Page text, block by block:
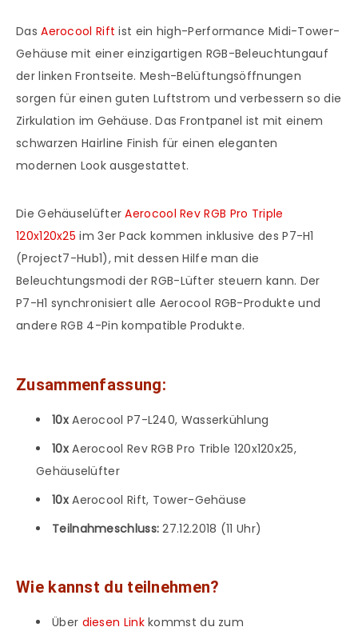
DasAerocool Rift ist ein high-Performance Midi-Tower-
Gehäuse mit einer einzigartigen RGB-Beleuchtungauf
der linken Frontseite. Mesh-Belüftungsöffnungen
sorgen für einen guten Luftstrom und verbessern so die
Zirkulation im Gehäuse. Das Frontpanel ist mit einem
schwarzen Hairline Finish für einen eleganten
modernen Look ausgestattet.
Die GehäuselüfterAerocool Rev RGB Pro Triple
120x120x25 im 3er Pack kommen inklusive des P7-H1
(Project7-Hub1), mit dessen Hilfe man die
Beleuchtungsmodi der RGB-Lüfter steuern kann. Der
P7-H1 synchronisiert alle Aerocool RGB-Produkte und
andere RGB 4-Pin kompatible Produkte.
Zusammenfassung:
10xAerocool P7-L240, Wasserkühlung
10xAerocool Rev RGB Pro Trible 120x120x25,
Gehäuselüfter
10xAerocool Rift, Tower-Gehäuse
Teilnahmeschluss: 27.12.2018 (11 Uhr)
Wie kannst du teilnehmen?
Über diesen Linkkommst du zum